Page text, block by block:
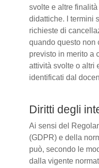
svolte e altre
didattiche. I termini
richieste di
quando questo non
previsto in merito a
attività svolte o altri
identificati dal
Diritti degli
Ai sensi del
(GDPR) e della
può, secondo le
dalla vigente